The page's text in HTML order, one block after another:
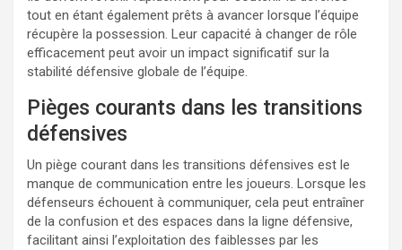
tout en étant également prêts à avancer lorsque l’équipe
récupère la possession. Leur capacité à changer de rôle
efficacement peut avoir un impact significatif sur la
stabilité défensive globale de l’équipe.
Pièges courants dans les transitions
défensives
Un piège courant dans les transitions défensives est le
manque de communication entre les joueurs. Lorsque les
défenseurs échouent à communiquer, cela peut entraîner
de la confusion et des espaces dans la ligne défensive,
facilitant ainsi l’exploitation des faiblesses par les